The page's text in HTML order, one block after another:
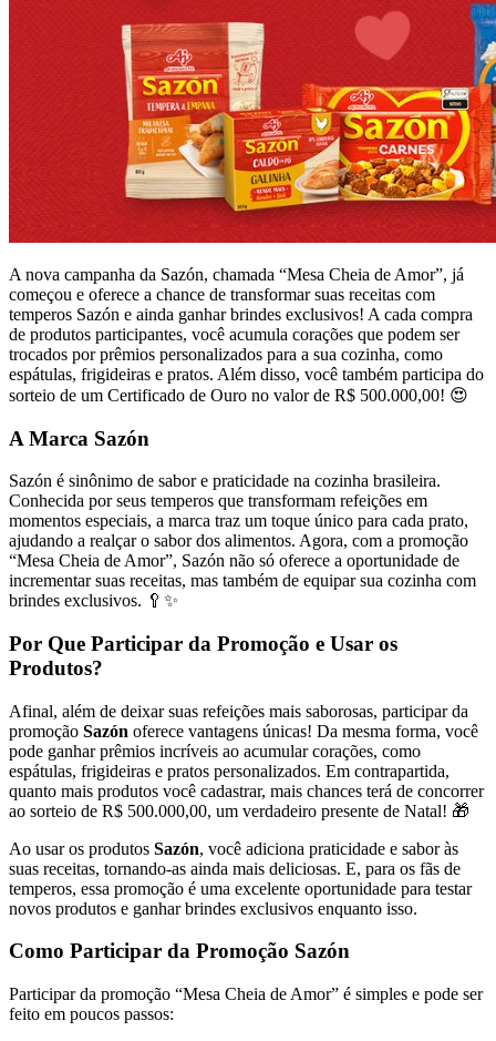
A nova campanha da Sazón, chamada “Mesa Cheia de Amor”, já
começou e oferece a chance de transformar suas receitas com
temperos Sazón e ainda ganhar brindes exclusivos! A cada compra
de produtos participantes, você acumula corações que podem ser
trocados por prêmios personalizados para a sua cozinha, como
espátulas, frigideiras e pratos. Além disso, você também participa do
sorteio de um Certificado de Ouro no valor de R$ 500.000,00! 😍
A Marca Sazón
Sazón é sinônimo de sabor e praticidade na cozinha brasileira.
Conhecida por seus temperos que transformam refeições em
momentos especiais, a marca traz um toque único para cada prato,
ajudando a realçar o sabor dos alimentos. Agora, com a promoção
“Mesa Cheia de Amor”, Sazón não só oferece a oportunidade de
incrementar suas receitas, mas também de equipar sua cozinha com
brindes exclusivos. 🥄✨
Por Que Participar da Promoção e Usar os
Produtos?
Afinal, além de deixar suas refeições mais saborosas, participar da
promoção Sazón oferece vantagens únicas! Da mesma forma, você
pode ganhar prêmios incríveis ao acumular corações, como
espátulas, frigideiras e pratos personalizados. Em contrapartida,
quanto mais produtos você cadastrar, mais chances terá de concorrer
ao sorteio de R$ 500.000,00, um verdadeiro presente de Natal! 🎁
Ao usar os produtos Sazón, você adiciona praticidade e sabor às
suas receitas, tornando-as ainda mais deliciosas. E, para os fãs de
temperos, essa promoção é uma excelente oportunidade para testar
novos produtos e ganhar brindes exclusivos enquanto isso.
Como Participar da Promoção Sazón
Participar da promoção “Mesa Cheia de Amor” é simples e pode ser
feito em poucos passos: